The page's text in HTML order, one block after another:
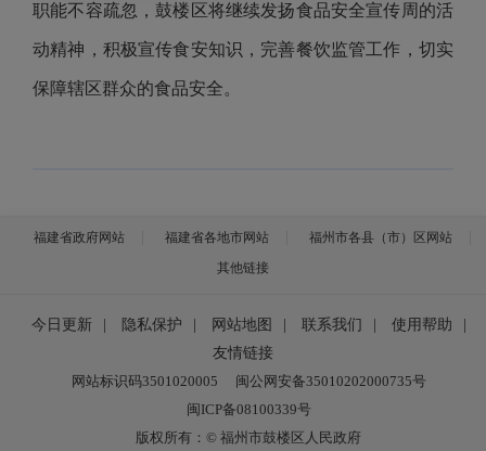
职能不容疏忽，鼓楼区将继续发扬食品安全宣传周的活
动精神，积极宣传食安知识，完善餐饮监管工作，切实
保障辖区群众的食品安全。
福建省政府网站 福建省各地市网站
福州市各县（市）区网站
其他链接
今日更新 隐私保护 网站地图 联系我们 使用帮助
友情链接
网站标识码3501020005
闽公网安备35010202000735号
闽ICP备08100339号
版权所有：© 福州市鼓楼区人民政府